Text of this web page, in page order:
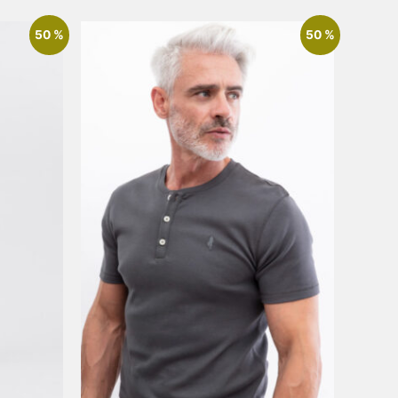
50 % 50 %